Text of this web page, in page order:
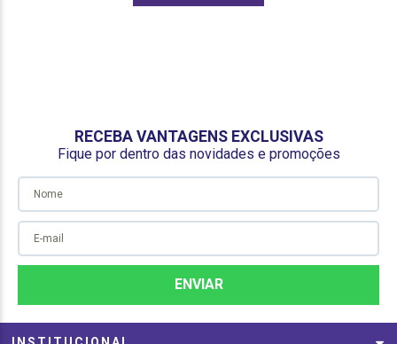
RECEBA VANTAGENS EXCLUSIVAS
Fique por dentro das novidades e promoções